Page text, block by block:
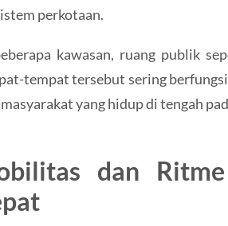
perkotaan.
kawasan, ruang publik
tempat tersebut sering
yang hidup di tengah
dan